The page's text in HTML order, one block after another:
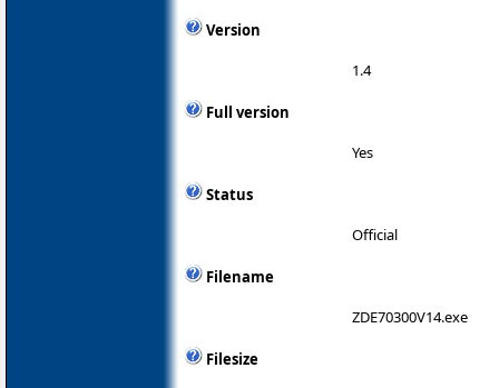
Version
1.4
Full version
Yes
Status
Official
Filename
ZDE70300V14.exe
Filesize